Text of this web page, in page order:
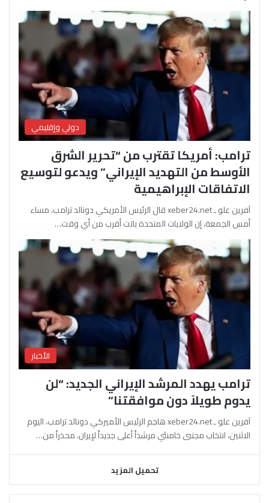
دولي وإقليمي
ترامب: أمريكا تقترب من “تحرير الشرق
الأوسط من التهديد الإيراني” ويدعو لتوسيع
الاتفاقات الإبراهيمية
آفرين علو ـ xeber24.net قال الرئيس الأمريكي دونالد ترامب، مساء
أمس الجمعة، إن الولايات المتحدة باتت أقرب من أي وقت…
الأخبار
ترامب يهدد المرشد الإيراني الجديد: “لن
يدوم طويلاً دون موافقتنا”
آفرين علو ـ xeber24.net هاجم الرئيس الأميركي دونالد ترامب، اليوم
الاثنين، انتخاب مجتبى خامنئي مرشداً أعلى جديداً لإيران، محذراً من…
تحميل المزيد